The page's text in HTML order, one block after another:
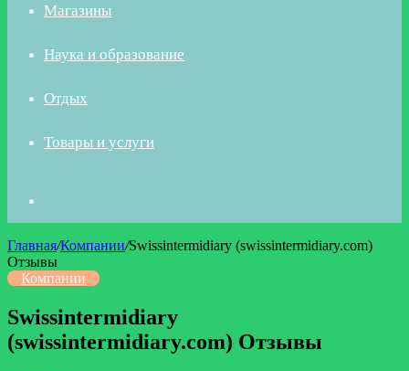
Магазины
Наука и образование
Отдых
Товары и услуги
Главная/Компании/Swissintermidiary (swissintermidiary.com)
Отзывы
Компании
Swissintermidiary
(swissintermidiary.com) Отзывы